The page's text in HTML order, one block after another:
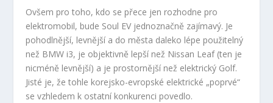
Ovšem pro toho, kdo se přece jen rozhodne pro
elektromobil, bude Soul EV jednoznačně zajímavý. Je
pohodlnější, levnější a do města daleko lépe použitelný
než BMW i3, je objektivně lepší než Nissan Leaf (ten je
nicméně levnější) a je prostornější než elektrický Golf.
Jisté je, že tohle korejsko-evropské elektrické „poprvé“
se vzhledem k ostatní konkurenci povedlo.